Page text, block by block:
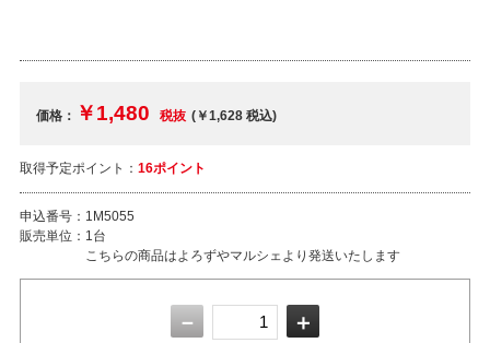
価格： ￥1,480 税抜 (￥1,628税込)
取得予定ポイント： 16ポイント
申込番号： 1M5055
販売単位： 1台
こちらの商品はよろずやマルシェより発送いたします
－ ＋